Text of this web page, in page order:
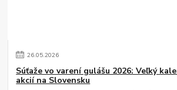
26.05.2026
Súťaže vo varení gulášu 2026: Veľký
akcií na Slovensku